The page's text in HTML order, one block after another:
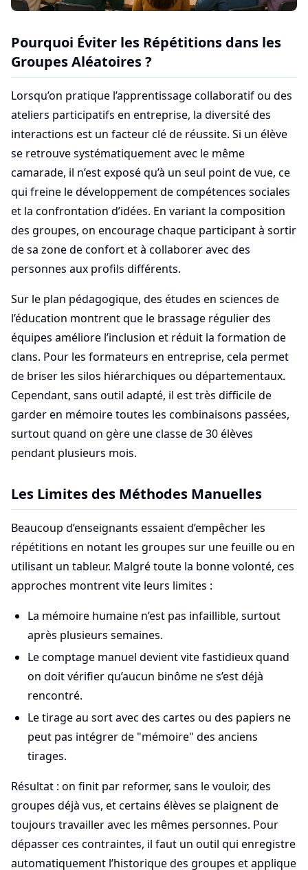
Pourquoi Éviter les Répétitions dans les
Groupes Aléatoires ?
Lorsqu’on pratique l’apprentissage collaboratif ou des
ateliers participatifs en entreprise, la diversité des
interactions est un facteur clé de réussite. Si un élève
se retrouve systématiquement avec le même
camarade, il n’est exposé qu’à un seul point de vue, ce
qui freine le développement de compétences sociales
et la confrontation d’idées. En variant la composition
des groupes, on encourage chaque participant à sortir
de sa zone de confort et à collaborer avec des
personnes aux profils différents.
Sur le plan pédagogique, des études en sciences de
l’éducation montrent que le brassage régulier des
équipes améliore l’inclusion et réduit la formation de
clans. Pour les formateurs en entreprise, cela permet
de briser les silos hiérarchiques ou départementaux.
Cependant, sans outil adapté, il est très difficile de
garder en mémoire toutes les combinaisons passées,
surtout quand on gère une classe de 30 élèves
pendant plusieurs mois.
Les Limites des Méthodes Manuelles
Beaucoup d’enseignants essaient d’empêcher les
répétitions en notant les groupes sur une feuille ou en
utilisant un tableur. Malgré toute la bonne volonté, ces
approches montrent vite leurs limites :
La mémoire humaine n’est pas infaillible, surtout
après plusieurs semaines.
Le comptage manuel devient vite fastidieux quand
on doit vérifier qu’aucun binôme ne s’est déjà
rencontré.
Le tirage au sort avec des cartes ou des papiers ne
peut pas intégrer de "mémoire" des anciens
tirages.
Résultat : on finit par reformer, sans le vouloir, des
groupes déjà vus, et certains élèves se plaignent de
toujours travailler avec les mêmes personnes. Pour
dépasser ces contraintes, il faut un outil qui enregistre
automatiquement l’historique des groupes et applique